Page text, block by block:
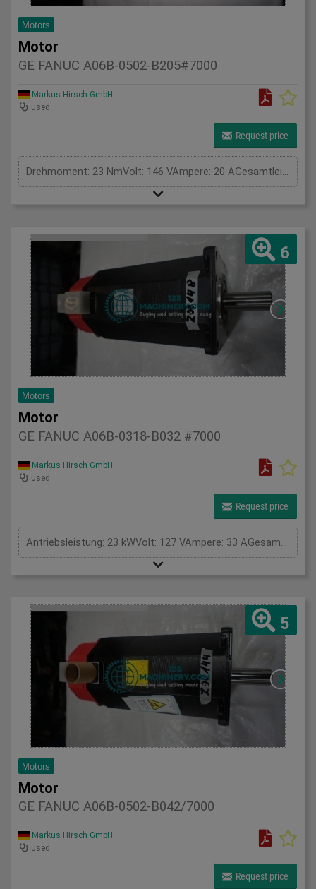
Motors
Motor
GE FANUC A06B-0502-B205#7000
Markus Hirsch GmbH
used
Request price
Drehmoment: 23 NmVolt: 146 VAmpere: 20 AGesamtleistungsbedarf: kWMaschinengewicht ca.: tRaumbedarf ca.: m
6
Motors
Motor
GE FANUC A06B-0318-B032 #7000
Markus Hirsch GmbH
used
Request price
Antriebsleistung: 23 kWVolt: 127 VAmpere: 33 AGesamtleistungsbedarf: kWMaschinengewicht ca.: tRaumbedarf ca.: m
5
Motors
Motor
GE FANUC A06B-0502-B042/7000
Markus Hirsch GmbH
used
Request price